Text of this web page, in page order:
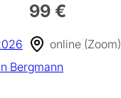
99 €
online (Zoom)
Bergmann